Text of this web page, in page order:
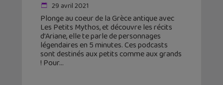
29 avril 2021
Plonge au coeur de la Grèce antique avec
Les Petits Mythos, et découvre les récits
d’Ariane, elle te parle de personnages
légendaires en 5 minutes. Ces podcasts
sont destinés aux petits comme aux grands
! Pour